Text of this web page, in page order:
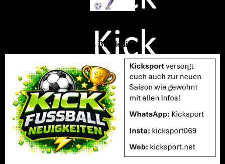
1. Bundesliga